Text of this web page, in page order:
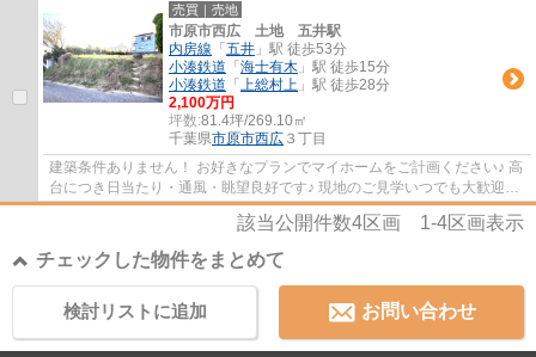
売買｜売地
市原市西広 土地 五井駅
内房線 「 五井 」駅 徒歩53分
小湊鉄道 「 海士有木 」駅 徒歩15分
小湊鉄道 「 上総村上 」駅 徒歩28分
2,100万円
坪数:81.4坪/269.10㎡
千葉県市原市西広 ３丁目
建築条件ありません！ お好きなプランでマイホームをご計画ください♪ 高
台につき日当たり・通風・眺望良好です♪ 現地のご見学いつでも大歓迎で
す！ お気軽にお問合せ下さい♪
該当公開件数4区画 1-4区画表示
チェックした物件をまとめて
お問い合わせ
検討リストに追加